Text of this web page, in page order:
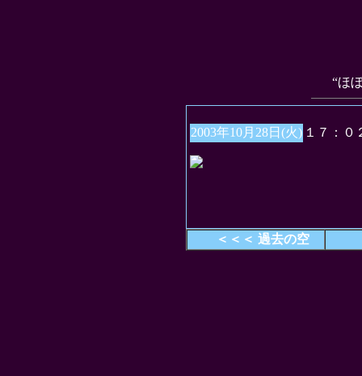
“ほ
2003年10月28日(火) １７：０
＜＜＜ 過去の空